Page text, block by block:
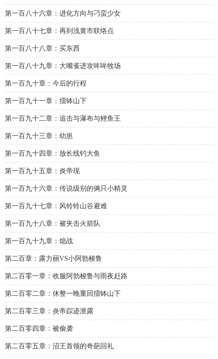
第一百八十六章：进化方向与刁蛮少女
第一百八十七章：再到浅黄市联络点
第一百八十八章：买东西
第一百八十九章：大嘴雀进攻哞哞牧场
第一百九十章：今后的行程
第一百九十一章：擂钵山下
第一百九十二章：追击与瀑布与鲤鱼王
第一百九十三章：幼崽
第一百九十四章：放长线钓大鱼
第一百九十五章：炎帝现
第一百九十六章：传说级别的俩只小精灵
第一百九十七章：风铃铃山谷避难
第一百九十八章：被夹击火箭队
第一百九十九章：熄战
第二百章：露力丽VS小阿勃梭鲁
第二百零一章：收服阿勃梭鲁与雨夜赶路
第二百零二章：休整一晚重回擂钵山下
第二百零三章：炎帝踪迹泄露
第二百零四章：被偷袭
第二百零五章：沼王首领的奇葩回礼